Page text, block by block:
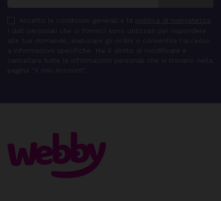
Accetto le condizioni generali e la politica di riservatezza
I dati personali che ci fornisci sono utilizzati per rispondere
alle tue domande, elaborare gli ordini o consentire l'accesso
a informazioni specifiche. Hai il diritto di modificare e
cancellare tutte le informazioni personali che si trovano nella
pagina "Il mio Account".